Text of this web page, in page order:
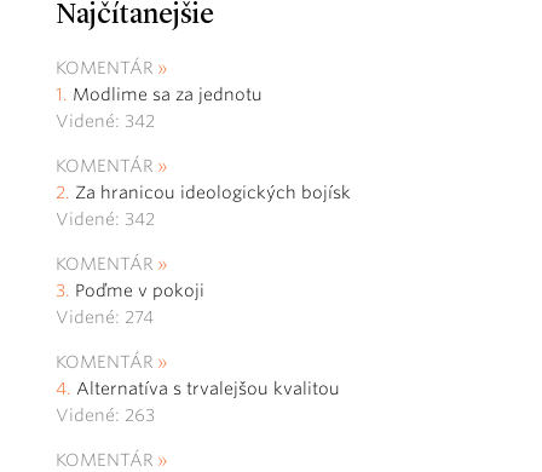
Najčítanejšie
KOMENTÁR
Modlime sa za jednotu
Videné: 342
KOMENTÁR
Za hranicou ideologických bojísk
Videné: 342
KOMENTÁR
Poďme v pokoji
Videné: 274
KOMENTÁR
Alternatíva s trvalejšou kvalitou
Videné: 263
KOMENTÁR